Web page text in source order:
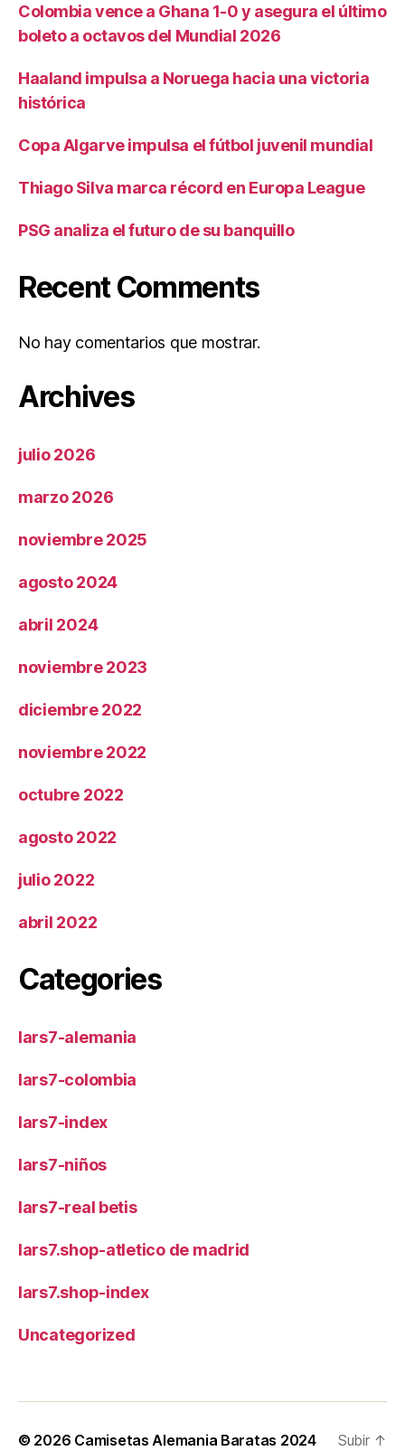
Colombia vence a Ghana 1-0 y asegura el último
boleto a octavos del Mundial 2026
Haaland impulsa a Noruega hacia una victoria
histórica
Copa Algarve impulsa el fútbol juvenil mundial
Thiago Silva marca récord en Europa League
PSG analiza el futuro de su banquillo
Recent Comments
No hay comentarios que mostrar.
Archives
julio 2026
marzo 2026
noviembre 2025
agosto 2024
abril 2024
noviembre 2023
diciembre 2022
noviembre 2022
octubre 2022
agosto 2022
julio 2022
abril 2022
Categories
lars7-alemania
lars7-colombia
lars7-index
lars7-niños
lars7-real betis
lars7.shop-atletico de madrid
lars7.shop-index
Uncategorized
© 2026 Camisetas Alemania Baratas 2024 Subir ↑